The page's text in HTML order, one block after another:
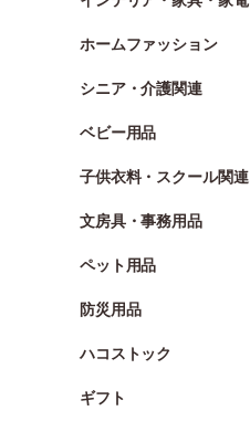
ホームファッション
シニア・介護関連
ベビー用品
子供衣料・スクール関連
文房具・事務用品
ペット用品
防災用品
ハコストック
ギフト